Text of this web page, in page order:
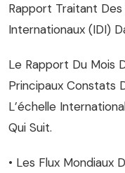
Rapport Traitant
Internationaux (IDI)
Le Rapport Du Mois
Principaux Constats
L’échelle
Qui Suit.
• Les Flux Mondiaux